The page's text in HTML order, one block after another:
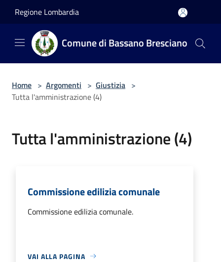
Regione Lombardia
Comune di Bassano Bresciano
Home > Argomenti > Giustizia >
Tutta l'amministrazione (4)
Tutta l'amministrazione (4)
Commissione edilizia comunale
Commissione edilizia comunale.
VAI ALLA PAGINA